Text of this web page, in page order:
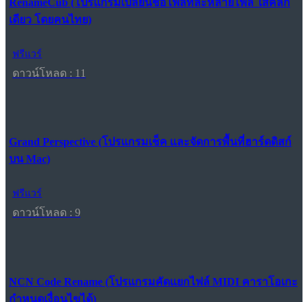
เดียว โดยคนไทย)
ฟรีแวร์
ดาวน์โหลด : 11
Grand Perspective (โปรแกรมเช็ค และจัดการพื้นที่ฮาร์ดดิสก์
บน Mac)
ฟรีแวร์
ดาวน์โหลด : 9
NCN Code Rename (โปรแกรมคัดแยกไฟล์ MIDI คาราโอเกะ
กำหนดเงื่อนไขได้)